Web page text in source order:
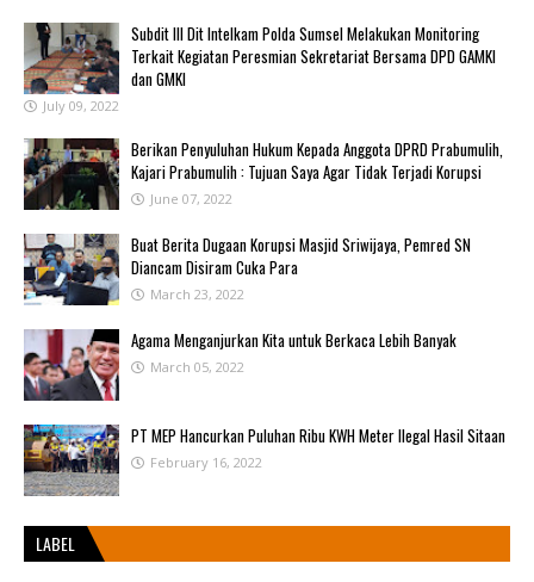
Subdit III Dit Intelkam Polda Sumsel Melakukan Monitoring
Terkait Kegiatan Peresmian Sekretariat Bersama DPD GAMKI
dan GMKI
July 09, 2022
Berikan Penyuluhan Hukum Kepada Anggota DPRD Prabumulih,
Kajari Prabumulih : Tujuan Saya Agar Tidak Terjadi Korupsi
June 07, 2022
Buat Berita Dugaan Korupsi Masjid Sriwijaya, Pemred SN
Diancam Disiram Cuka Para
March 23, 2022
Agama Menganjurkan Kita untuk Berkaca Lebih Banyak
March 05, 2022
PT MEP Hancurkan Puluhan Ribu KWH Meter Ilegal Hasil Sitaan
February 16, 2022
LABEL